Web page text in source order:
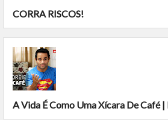
CORRA RISCOS!
A Vida É Como Uma Xícara De Café